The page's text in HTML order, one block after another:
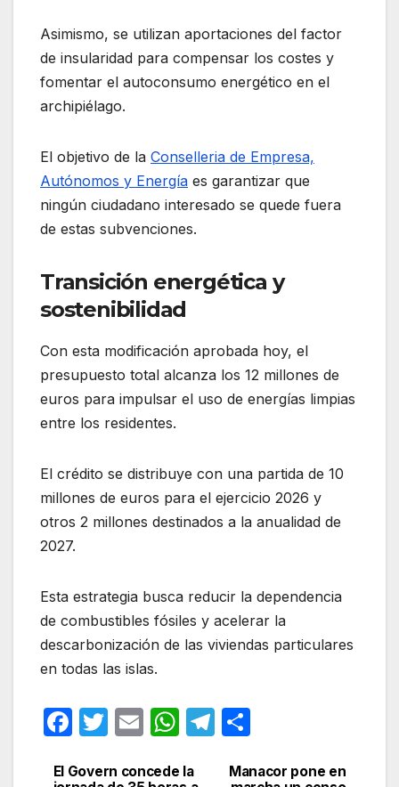
Asimismo, se utilizan aportaciones del factor
de insularidad para compensar los costes y
fomentar el autoconsumo energético en el
archipiélago.
El objetivo de la Conselleria de Empresa,
Autónomos y Energía es garantizar que
ningún ciudadano interesado se quede fuera
de estas subvenciones.
Transición energética y
sostenibilidad
Con esta modificación aprobada hoy, el
presupuesto total alcanza los 12 millones de
euros para impulsar el uso de energías limpias
entre los residentes.
El crédito se distribuye con una partida de 10
millones de euros para el ejercicio 2026 y
otros 2 millones destinados a la anualidad de
2027.
Esta estrategia busca reducir la dependencia
de combustibles fósiles y acelerar la
descarbonización de las viviendas particulares
en todas las islas.
F
c
T
itt
E
ail
W
at
T
e m
Manacor pone en
El Govern concede la